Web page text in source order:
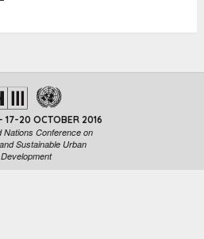
17-20 OCTOBER 2016
Nations Conference on
Sustainable Urban
Development